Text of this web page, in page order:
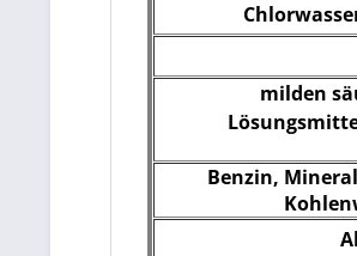
milden
Benzin,